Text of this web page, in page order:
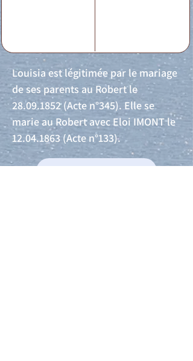
Louisia est légitimée par le mariage
de ses parents au Robert le
28.09.1852(Acte n°345). Elle se
marie au Robert avec Eloi IMONT le
12.04.1863 (Acte n°133).